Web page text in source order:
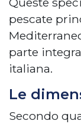
pescate
parte
italiana.
Le
Secondo